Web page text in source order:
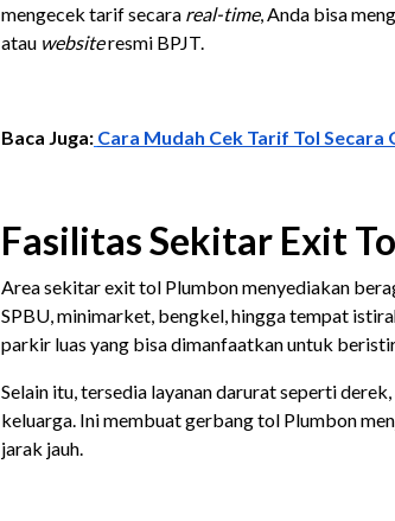
mengecek tarif secara real-time, Anda bisa
atau websiteresmi BPJT.
Baca Juga: Cara Mudah Cek Tarif Tol Secara
Fasilitas Sekitar Exit
Area sekitar exit tol Plumbon menyediakan
SPBU, minimarket, bengkel, hingga tempat
parkir luas yang bisa dimanfaatkan untuk
Selain itu, tersedia layanan darurat seperti
keluarga. Ini membuat gerbang tol Plumbon
jarak jauh.